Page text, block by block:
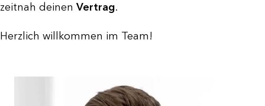
zeitnah deinen Vertrag.
Herzlich willkommen im Team!